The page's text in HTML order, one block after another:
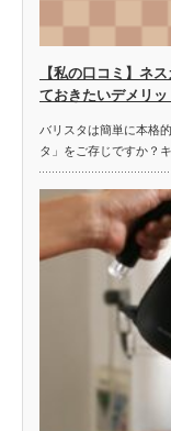
【私の口コミ】ネ
ておきたいデメリッ
バリスタは簡単に本格
タ」をご存じですか？